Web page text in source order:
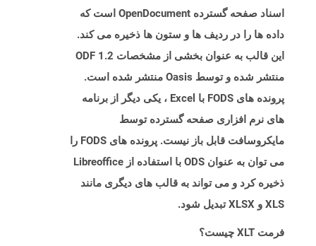
اسناد صفحه گسترده OpenDocument است که
داده ها را در ردیف ها و ستون ها ذخیره می کند.
این قالب به عنوان بخشی از مشخصات ODF 1.2
منتشر شده و توسط Oasis منتشر شده است.
پرونده های FODS با Excel ، یکی دیگر از برنامه
های نرم افزاری صفحه گسترده توسط
مایکروسافت قابل باز نیست. پرونده های FODS را
می توان به عنوان ODS با استفاده از Libreoffice
ذخیره کرد و می تواند به قالب های دیگری مانند
XLS و XLSX تبدیل شود.
فرمت XLT چیست؟